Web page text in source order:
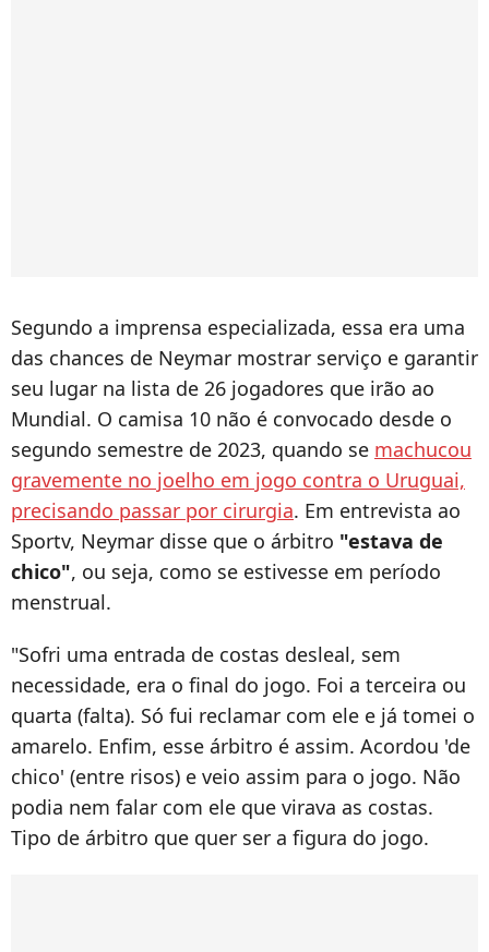
Segundo a imprensa especializada, essa era uma
das chances de Neymar mostrar serviço e garantir
seu lugar na lista de 26 jogadores que irão ao
Mundial. O camisa 10 não é convocado desde o
segundo semestre de 2023, quando se machucou
gravemente no joelho em jogo contra o Uruguai,
precisando passar por cirurgia. Em entrevista ao
Sportv, Neymar disse que o árbitro "estava de
chico", ou seja, como se estivesse em período
menstrual.
"Sofri uma entrada de costas desleal, sem
necessidade, era o final do jogo. Foi a terceira ou
quarta (falta). Só fui reclamar com ele e já tomei o
amarelo. Enfim, esse árbitro é assim. Acordou 'de
chico' (entre risos) e veio assim para o jogo. Não
podia nem falar com ele que virava as costas.
Tipo de árbitro que quer ser a figura do jogo.